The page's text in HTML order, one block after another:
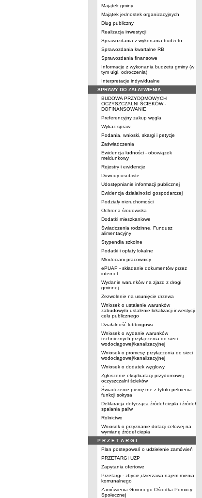
Majątek gminy
Majątek jednostek organizacyjnych
Dług publiczny
Realizacja inwestycji
Sprawozdania z wykonania budżetu
Sprawozdania kwartalne RB
Sprawozdania finansowe
Informacje z wykonania budżetu gminy (w
tym ulgi, odroczenia)
Interpretacje indywidualne
SPRAWY DO ZAŁATWIENIA
BUDOWA PRZYDOMOWYCH
OCZYSZCZALNI ŚCIEKÓW -
DOFINANSOWANIE
Preferencyjny zakup węgla
Wykaz spraw
Podania, wnioski, skargi i petycje
Zaświadczenia
Ewidencja ludności - obowiązek
meldunkowy
Rejestry i ewidencje
Dowody osobiste
Udostępnianie informacji publicznej
Ewidencja działalności gospodarczej
Podziały nieruchomości
Ochrona środowiska
Dodatki mieszkaniowe
Świadczenia rodzinne, Fundusz
alimentacyjny
Stypendia szkolne
Podatki i opłaty lokalne
Młodociani pracownicy
ePUAP - składanie dokumentów przez
internet
Wydanie warunków na zjazd z drogi
gminnej
Zezwolenie na usunięcie drzewa
Wniosek o ustalenie warunków
zabudowy/o ustalenie lokalizacji inwestycji
celu publicznego
Działalność lobbingowa
Wniosek o wydanie warunków
technicznych przyłączenia do sieci
wodociągowej/kanalizacyjnej
Wniosek o promesę przyłączenia do sieci
wodociągowej/kanalizacyjnej
Wniosek o dodatek węglowy
Zgłoszenie eksploatacji przydomowej
oczyszczalni ścieków
Świadczenie pieniężne z tytułu pełnienia
funkcji sołtysa
Deklaracja dotycząca źródeł ciepła i źródeł
spalania paliw
Rolnictwo
Wniosek o przyznanie dotacji celowej na
wymianę źródeł ciepła
P R Z E T A R G I
Plan postepowań o udzielenie zamówień
PRZETARGI UZP
Zapytania ofertowe
Przetargi - zbycie,dzierżawa,najem mienia
komunalnego
Zamówienia Gminnego Ośrodka Pomocy
Społecznej